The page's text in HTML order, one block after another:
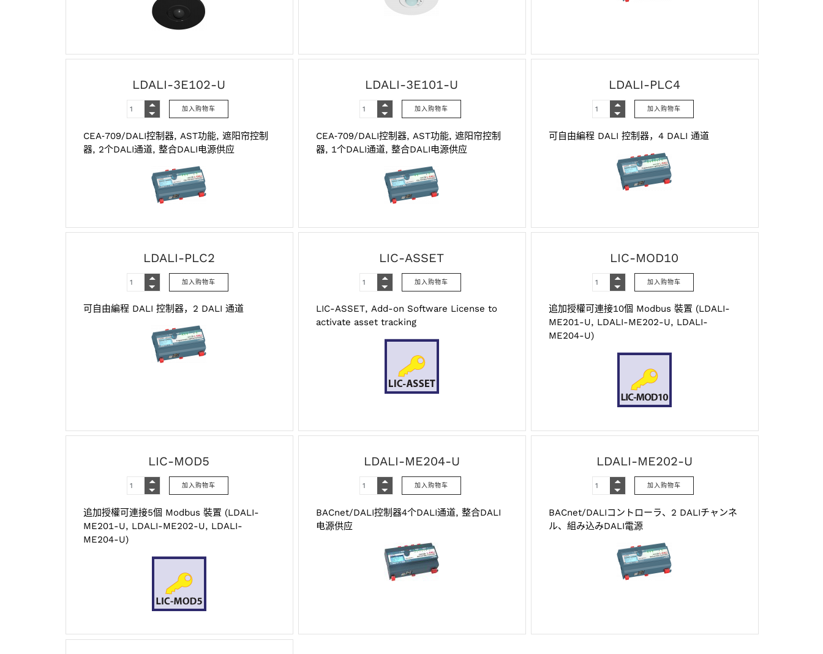
LDALI-3E102-U
CEA‑709/DALI控制器, AST功能, 遮阳帘控制
器, 2个DALI通道, 整合DALI电源供应
LDALI-3E101-U
CEA‑709/DALI控制器, AST功能, 遮阳帘控制
器, 1个DALI通道, 整合DALI电源供应
LDALI-PLC4
可自由編程 DALI 控制器，4 DALI 通道
LDALI-PLC2
可自由編程 DALI 控制器，2 DALI 通道
LIC-ASSET
LIC-ASSET, Add-on Software License to
activate asset tracking
LIC-MOD10
追加授權可連接10個 Modbus 裝置 (LDALI-
ME201-U, LDALI-ME202-U, LDALI-
ME204-U)
LIC-MOD5
追加授權可連接5個 Modbus 裝置 (LDALI-
ME201-U, LDALI-ME202-U, LDALI-
ME204-U)
LDALI-ME204-U
BACnet/DALI控制器4个DALI通道, 整合DALI
电源供应
LDALI-ME202-U
BACnet/DALIコントローラ、2 DALIチャンネ
ル、組み込みDALI電源